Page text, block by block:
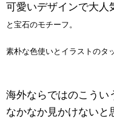
可愛いデザインで大人
と宝石のモチーフ。
素朴な色使いとイラストのタ
海外ならではのこうい
なかなか見かけないと